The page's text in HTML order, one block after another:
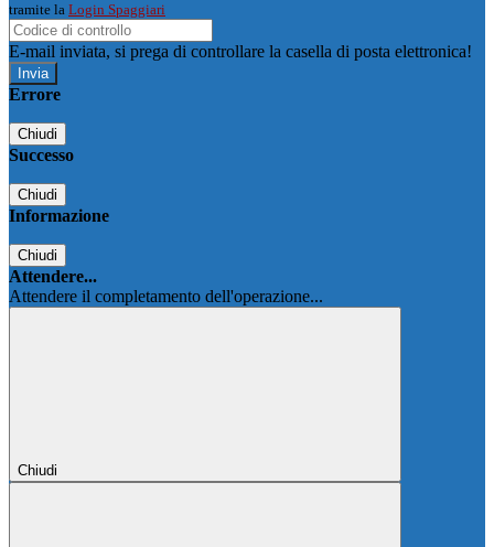
tramite la Login Spaggiari
E-mail inviata, si prega di controllare la casella di posta elettronica!
Errore
Chiudi
Successo
Chiudi
Informazione
Chiudi
Attendere...
Attendere il completamento dell'operazione...
Chiudi